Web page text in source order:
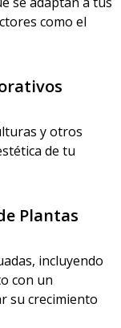
como el
y otros
de tu
Plantas
incluyendo
con un
su crecimiento